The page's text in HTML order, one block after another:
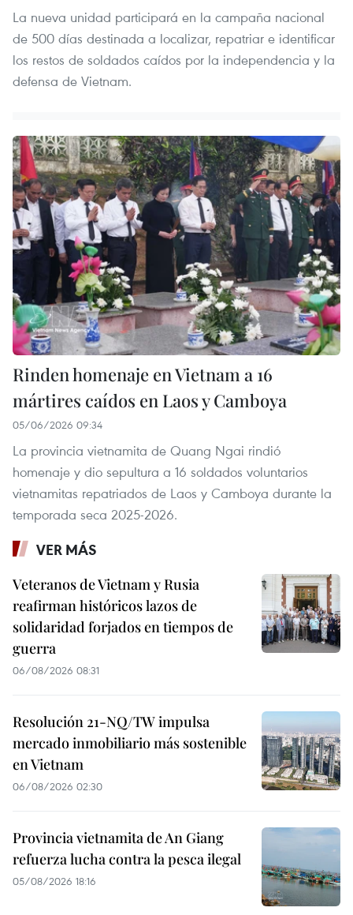
La nueva unidad participará en la campaña nacional
de 500 días destinada a localizar, repatriar e identificar
los restos de soldados caídos por la independencia y la
defensa de Vietnam.
Rinden homenaje en Vietnam a 16
mártires caídos en Laos y Camboya
05/06/2026 09:34
La provincia vietnamita de Quang Ngai rindió
homenaje y dio sepultura a 16 soldados voluntarios
vietnamitas repatriados de Laos y Camboya durante la
temporada seca 2025-2026.
VER MÁS
Veteranos de Vietnam y Rusia
reafirman históricos lazos de
solidaridad forjados en tiempos de
guerra
06/08/2026 08:31
Resolución 21-NQ/TW impulsa
mercado inmobiliario más sostenible
en Vietnam
06/08/2026 02:30
Provincia vietnamita de An Giang
refuerza lucha contra la pesca ilegal
05/08/2026 18:16